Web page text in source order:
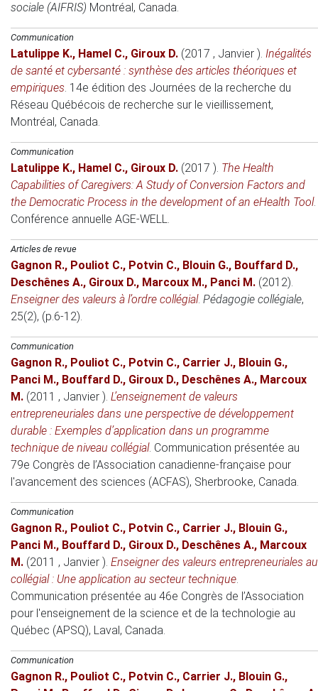
sociale (AIFRIS) Montréal, Canada.
Communication
Latulippe K., Hamel C., Giroux D. (2017 , Janvier ). Inégalités
de santé et cybersanté : synthèse des articles théoriques et
empiriques. 14e édition des Journées de la recherche du
Réseau Québécois de recherche sur le vieillissement,
Montréal, Canada.
Communication
Latulippe K., Hamel C., Giroux D. (2017 ). The Health
Capabilities of Caregivers: A Study of Conversion Factors and
the Democratic Process in the development of an eHealth Tool.
Conférence annuelle AGE-WELL.
Articles de revue
Gagnon R., Pouliot C., Potvin C., Blouin G., Bouffard D.,
Deschênes A., Giroux D., Marcoux M., Panci M. (2012).
Enseigner des valeurs à l’ordre collégial. Pédagogie collégiale,
25(2), (p.6-12).
Communication
Gagnon R., Pouliot C., Potvin C., Carrier J., Blouin G.,
Panci M., Bouffard D., Giroux D., Deschênes A., Marcoux
M. (2011 , Janvier ). L’enseignement de valeurs
entrepreneuriales dans une perspective de développement
durable : Exemples d’application dans un programme
technique de niveau collégial. Communication présentée au
79e Congrès de l’Association canadienne-française pour
l'avancement des sciences (ACFAS), Sherbrooke, Canada.
Communication
Gagnon R., Pouliot C., Potvin C., Carrier J., Blouin G.,
Panci M., Bouffard D., Giroux D., Deschênes A., Marcoux
M. (2011 , Janvier ). Enseigner des valeurs entrepreneuriales au
collégial : Une application au secteur technique.
Communication présentée au 46e Congrès de l’Association
pour l'enseignement de la science et de la technologie au
Québec (APSQ), Laval, Canada.
Communication
Gagnon R., Pouliot C., Potvin C., Carrier J., Blouin G.,